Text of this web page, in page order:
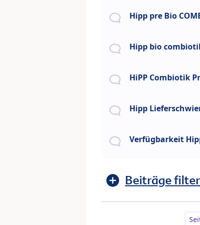
Hipp pre Bio
Hipp bio
HiPP Combiotik
Hipp
Verfügbarkeit
Beiträge